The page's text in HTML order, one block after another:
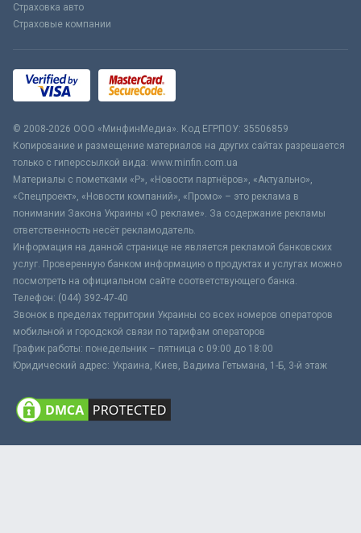
Страховка авто
Страховые компании
© 2008-2026 ООО «МинфинМедиа». Код ЕГРПОУ: 35506859
Копирование и размещение материалов на других сайтах разрешается
только с гиперссылкой вида: www.minfin.com.ua
Материалы с пометками «Р», «Новости партнёров», «Актуально»,
«Спецпроект», «Новости компаний», «Промо» – это реклама в
понимании Закона Украины «О рекламе». За содержание рекламы
ответственность несёт рекламодатель.
Информация на данной странице не является рекламой банковских
услуг. Проверенную банком информацию о продуктах и услугах можно
посмотреть на официальном сайте соответствующего банка.
Телефон: (044) 392-47-40
Звонок в пределах территории Украины со всех номеров операторов
мобильной и городской связи по тарифам операторов
График работы: понедельник – пятница с 09:00 до 18:00
Юридический адрес: Украина, Киев, Вадима Гетьмана, 1-Б, 3-й этаж